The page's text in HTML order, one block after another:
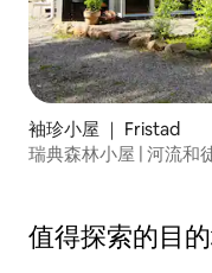
袖珍小屋 ｜ Fristad
瑞典森林小屋 | 河流和
值得探索的目